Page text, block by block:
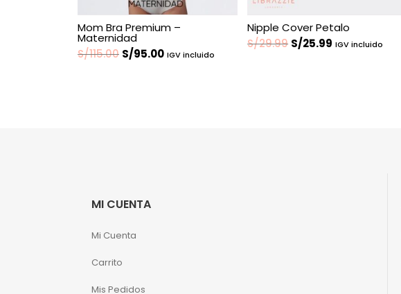
Mom Bra Premium –
Maternidad
S/115.00 El
S/95.00ElIGV incluido
Nipple Cover Petalo
S/29.99 El
S/25.99 El
IGV incluido
MI CUENTA
Mi Cuenta
Carrito
Mis Pedidos